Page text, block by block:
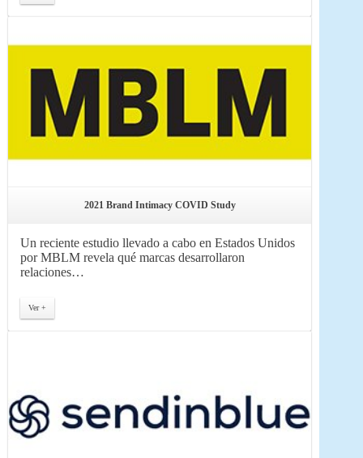
2021 Brand Intimacy COVID Study
Un reciente estudio llevado a cabo en Estados Unidos
por MBLM revela qué marcas desarrollaron
relaciones…
Ver +